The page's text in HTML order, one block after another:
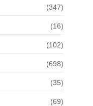
(347)
(16)
(102)
(698)
(35)
(69)